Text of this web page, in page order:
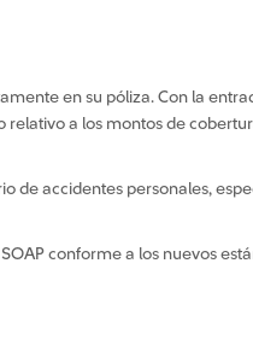
en su póliza. Con la
a los montos de
de accidentes personales,
conforme a los nuevos